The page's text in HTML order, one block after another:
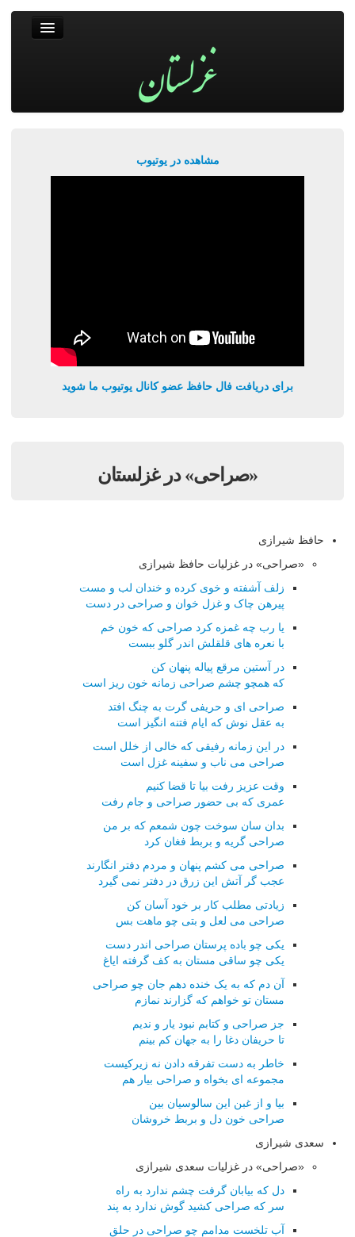
مشاهده در یوتیوب
برای دریافت فال حافظ عضو کانال یوتیوب ما شوید
«صراحی» در غزلستان
حافظ شیرازی
«صراحی» در غزلیات حافظ شیرازی
زلف آشفته و خوی کرده و خندان لب و مست
پیرهن چاک و غزل خوان و صراحی در دست
یا رب چه غمزه کرد صراحی که خون خم
با نعره های قلقلش اندر گلو ببست
در آستین مرقع پیاله پنهان کن
که همچو چشم صراحی زمانه خون ریز است
صراحی ای و حریفی گرت به چنگ افتد
به عقل نوش که ایام فتنه انگیز است
در این زمانه رفیقی که خالی از خلل است
صراحی می ناب و سفینه غزل است
وقت عزیز رفت بیا تا قضا کنیم
عمری که بی حضور صراحی و جام رفت
بدان سان سوخت چون شمعم که بر من
صراحی گریه و بربط فغان کرد
صراحی می کشم پنهان و مردم دفتر انگارند
عجب گر آتش این زرق در دفتر نمی گیرد
زیادتی مطلب کار بر خود آسان کن
صراحی می لعل و بتی چو ماهت بس
یکی چو باده پرستان صراحی اندر دست
یکی چو ساقی مستان به کف گرفته ایاغ
آن دم که به یک خنده دهم جان چو صراحی
مستان تو خواهم که گزارند نمازم
جز صراحی و کتابم نبود یار و ندیم
تا حریفان دغا را به جهان کم بینم
خاطر به دست تفرقه دادن نه زیرکیست
مجموعه ای بخواه و صراحی بیار هم
بیا و از غبن این سالوسیان بین
صراحی خون دل و بربط خروشان
سعدی شیرازی
«صراحی» در غزلیات سعدی شیرازی
دل که بیابان گرفت چشم ندارد به راه
سر که صراحی کشید گوش ندارد به پند
آب تلخست مدامم چو صراحی در حلق